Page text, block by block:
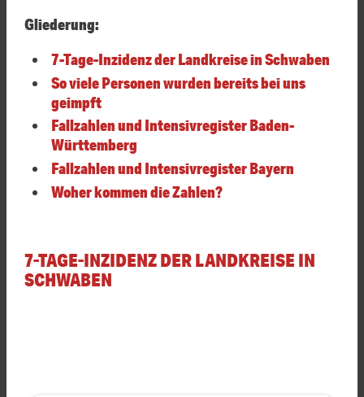
Gliederung:
7-Tage-Inzidenz der Landkreise in Schwaben
So viele Personen wurden bereits bei uns
geimpft
Fallzahlen und Intensivregister Baden-
Württemberg
Fallzahlen und Intensivregister Bayern
Woher kommen die Zahlen?
7-TAGE-INZIDENZ DER LANDKREISE IN
SCHWABEN